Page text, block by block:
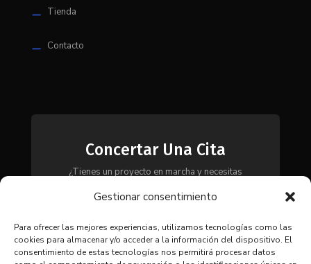
Gestionar consentimiento
Para ofrecer las mejores experiencias, utilizamos tecnologías como las
cookies para almacenar y/o acceder a la información del dispositivo. El
consentimiento de estas tecnologías nos permitirá procesar datos
K Tienda
K Contacto
Concertar Una Cita
¿Tienes un proyecto en marcha y necesitas
contacto con nosotros y te asesoraremos para
necesidades.